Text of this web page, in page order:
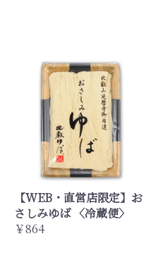
【WEB・直営店限定】お
さしみゆば 〈冷蔵便〉
￥864